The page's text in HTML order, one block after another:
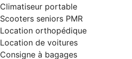
Climatiseur portable
Scooters seniors PMR
Location orthopédique
Location de voitures
Consigne à bagages